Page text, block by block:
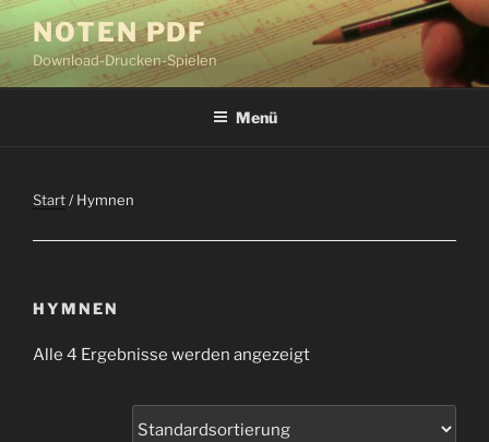
Zum
Inhalt
springen
NOTEN PDF
Download-Drucken-Spielen
Menü
Start/ Hymnen
HYMNEN
Alle 4 Ergebnisse werden angezeigt